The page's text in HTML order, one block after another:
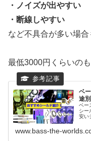
・ノイズが出やすい
・断線しやすい
など不具合が多い場合
最低3000円くらいの
ベ
途
ベー
シー
安い
www.bass-the-